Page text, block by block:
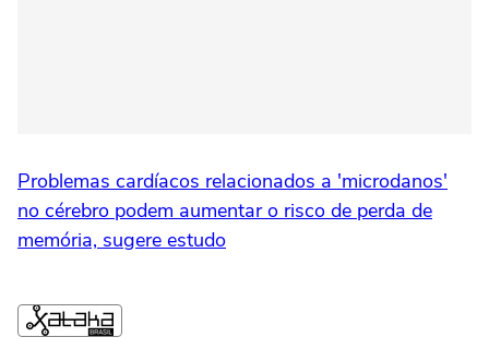
Problemas cardíacos relacionados a 'microdanos'
no cérebro podem aumentar o risco de perda de
memória, sugere estudo